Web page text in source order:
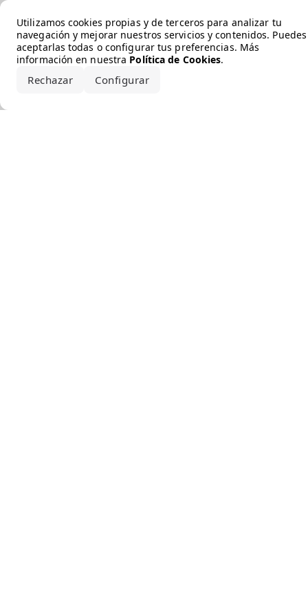
Utilizamos cookies propias y de terceros para analizar tu
navegación y mejorar nuestros servicios y contenidos. Puedes
aceptarlas todas o configurar tus preferencias. Más
información en nuestra Política de Cookies.
Rechazar Configurar
Error loading the brand